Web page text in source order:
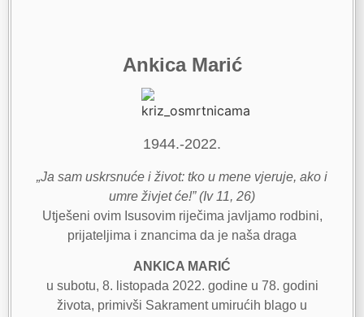
Ankica Marić
1944.-2022.
„Ja sam uskrsnuće i život: tko u mene vjeruje, ako i
umre živjet će!” (Iv 11, 26)
Utješeni ovim Isusovim riječima javljamo rodbini,
prijateljima i znancima da je naša draga
ANKICA MARIĆ
u subotu, 8. listopada 2022. godine u 78. godini
života, primivši Sakrament umirućih blago u